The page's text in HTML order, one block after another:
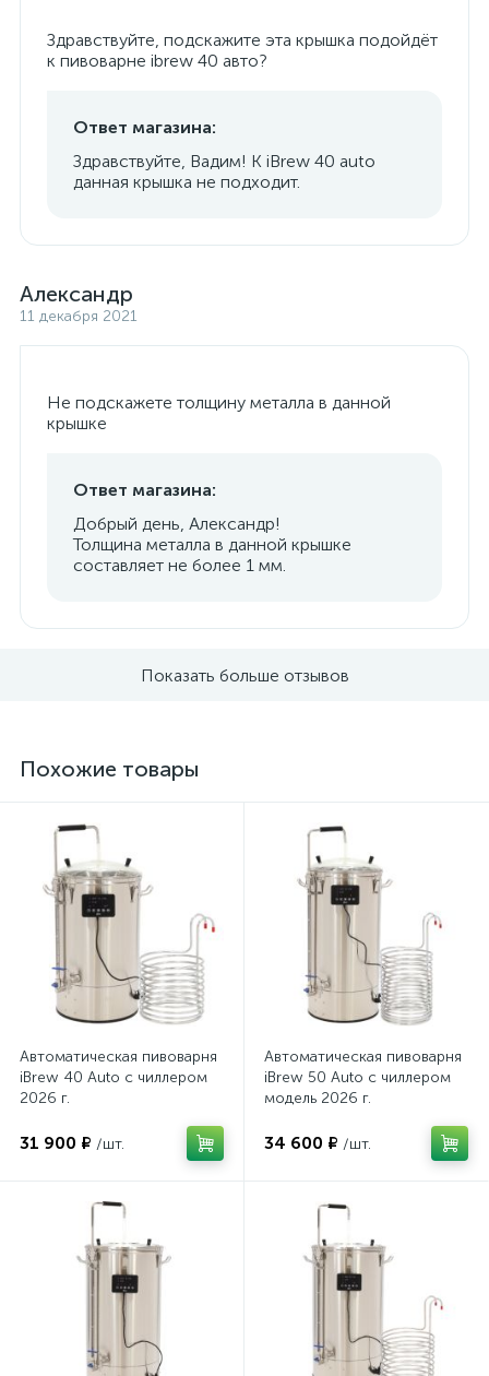
Здравствуйте, подскажите эта крышка подойдёт
к пивоварне ibrew 40 авто?
Ответ магазина:
Здравствуйте, Вадим! К iBrew 40 auto
данная крышка не подходит.
Александр
11 декабря 2021
Не подскажете толщину металла в данной
крышке
Ответ магазина:
Добрый день, Александр!
Толщина металла в данной крышке
составляет не более 1 мм.
Показать больше отзывов
Похожие товары
Автоматическая пивоварня
iBrew 40 Auto с чиллером
2026 г.
31 900 ₽ /шт.
Автоматическая пивоварня
iBrew 50 Auto с чиллером
модель 2026 г.
34 600 ₽ /шт.